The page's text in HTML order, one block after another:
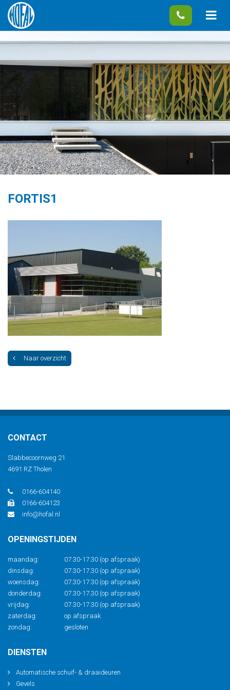
FORTIS1
Naar overzicht
CONTACT
Slabbecoornweg 21
4691 RZ Tholen
0166-604140
0166-604123
info@hofal.nl
OPENINGSTIJDEN
maandag:
07.30-17.30 (op afspraak)
dinsdag:
07.30-17.30 (op afspraak)
woensdag:
07.30-17.30 (op afspraak)
donderdag:
07.30-17.30 (op afspraak)
vrijdag:
07.30-17.30 (op afspraak)
zaterdag:
op afspraak
zondag:
gesloten
DIENSTEN
Automatische schuif- & draaideuren
Gevels